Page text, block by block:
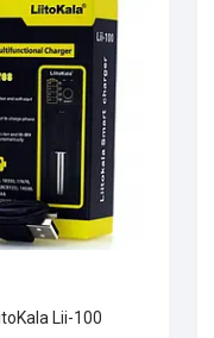
Lii-100